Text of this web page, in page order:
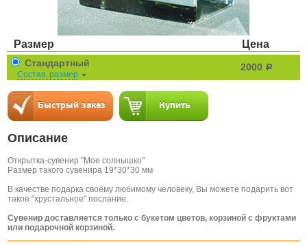
Размер Цена
Стандартный
Состав, размер
2000 a
Описание
Открытка-сувенир "Мое солнышко"
Размер такого сувенира 19*30*30 мм
В качестве подарка своему любимому человеку, Вы можете подарить вот
такое "хрустальное" послание.
Сувенир доставляется только с букетом цветов, корзиной с фруктами
или подарочной корзиной.